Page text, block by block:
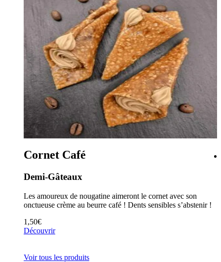
Cornet Café
Demi-Gâteaux
Les amoureux de nougatine aimeront le cornet avec son
onctueuse crème au beurre café ! Dents sensibles s’abstenir !
1,50€
Découvrir
Voir tous les produits